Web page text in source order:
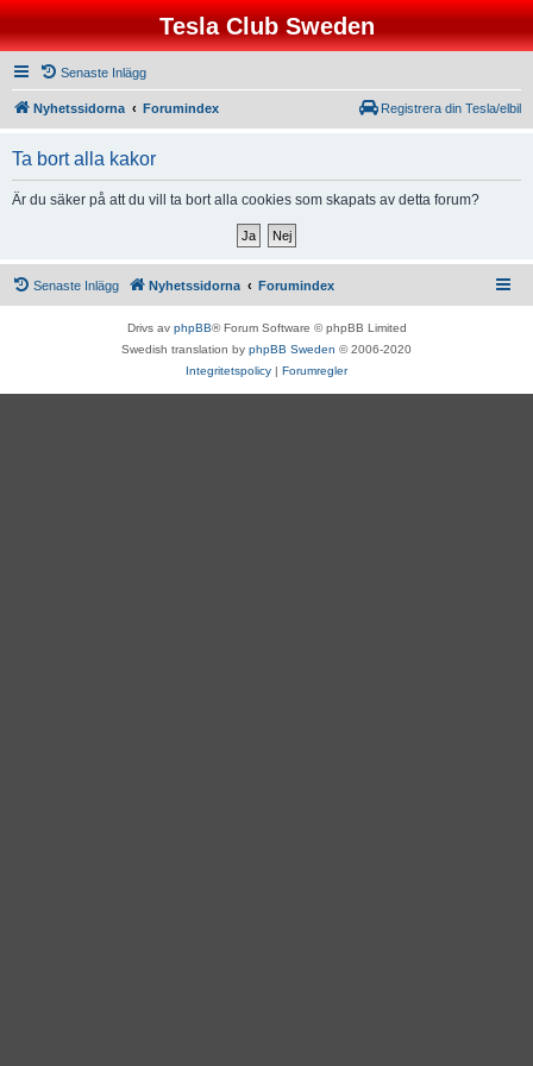
Tesla Club Sweden
Senaste Inlägg
Nyhetssidorna Forumindex Registrera din Tesla/elbil
Ta bort alla kakor
Är du säker på att du vill ta bort alla cookies som skapats av detta forum?
Senaste Inlägg Nyhetssidorna Forumindex
Drivs av phpBB® Forum Software © phpBB Limited
Swedish translation by phpBB Sweden © 2006-2020
Integritetspolicy | Forumregler